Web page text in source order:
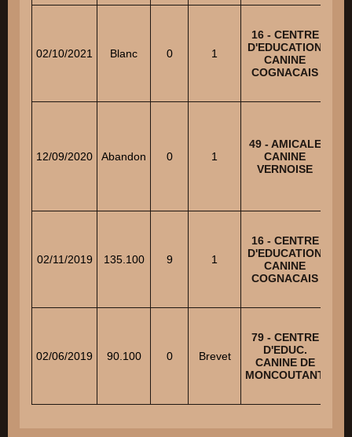
02/10/2021 Blanc 0 1
16 - CENTRE
D'EDUCATION
CANINE
COGNACAIS
12/09/2020 Abandon 0 1
49 - AMICALE
CANINE
VERNOISE
02/11/2019 135.100 9 1
16 - CENTRE
D'EDUCATION
CANINE
COGNACAIS
02/06/2019 90.100 0 Brevet
79 - CENTRE
D'EDUC.
CANINE DE
MONCOUTANT